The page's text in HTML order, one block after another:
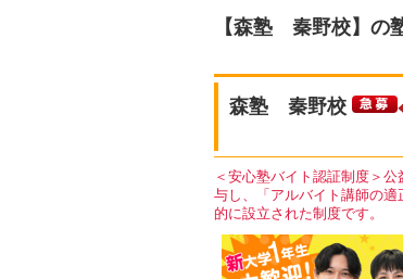
【森塾 秦野校】の
森塾 秦野校
＜安心塾バイト認証制度＞
与し、「アルバイト講師の
的に設立された制度です。